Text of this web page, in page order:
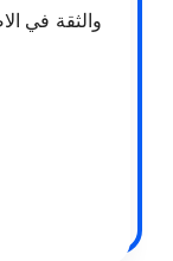
والثقة في